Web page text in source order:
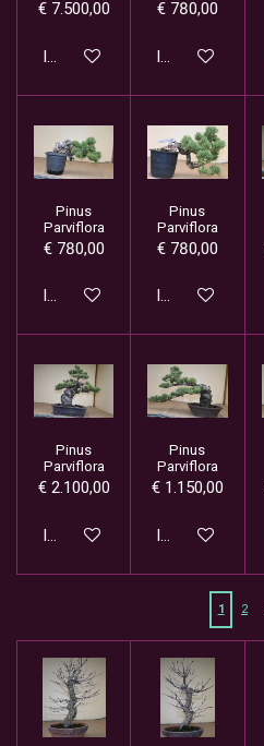
€ 7.500,00
In winkelwagen
€ 780,00
In winkelwagen
Pinus
Parviflora
€ 780,00
In winkelwagen
Pinus
Parviflora
€ 780,00
In winkelwagen
Pinus
Parviflora
€ 2.100,00
In winkelwagen
Pinus
Parviflora
€ 1.150,00
In winkelwagen
1 2